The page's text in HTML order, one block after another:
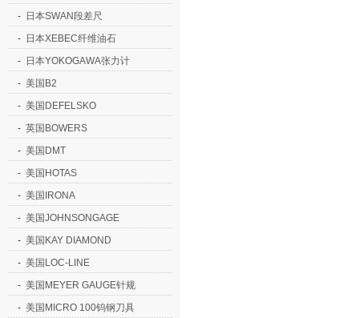
- 日本SWAN段差尺
- 日本XEBEC纤维油石
- 日本YOKOGAWA张力计
- 美国B2
- 美国DEFELSKO
- 英国BOWERS
- 美国DMT
- 美国HOTAS
- 美国IRONA
- 美国JOHNSONGAGE
- 美国KAY DIAMOND
- 美国LOC-LINE
- 美国MEYER GAUGE针规
- 美国MICRO 100钨钢刀具